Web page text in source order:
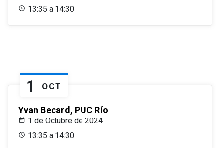
13:35 a 14:30
1 OCT
Yvan Becard, PUC Río
1 de Octubre de 2024
13:35 a 14:30